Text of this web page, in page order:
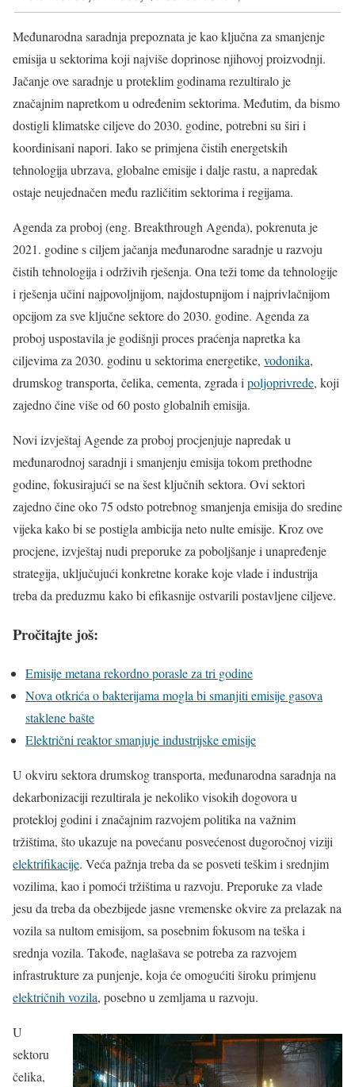
Međunarodna saradnja prepoznata je kao ključna za smanjenje
emisija u sektorima koji najviše doprinose njihovoj proizvodnji.
Jačanje ove saradnje u proteklim godinama rezultiralo je
značajnim napretkom u određenim sektorima. Međutim, da bismo
dostigli klimatske ciljeve do 2030. godine, potrebni su širi i
koordinisani napori. Iako se primjena čistih energetskih
tehnologija ubrzava, globalne emisije i dalje rastu, a napredak
ostaje neujednačen među različitim sektorima i regijama.
Agenda za proboj (eng. Breakthrough Agenda), pokrenuta je
2021. godine s ciljem jačanja međunarodne saradnje u razvoju
čistih tehnologija i održivih rješenja. Ona teži tome da tehnologije
i rješenja učini najpovoljnijom, najdostupnijom i najprivlačnijom
opcijom za sve ključne sektore do 2030. godine. Agenda za
proboj uspostavila je godišnji proces praćenja napretka ka
ciljevima za 2030. godinu u sektorima energetike, vodonika,
drumskog transporta, čelika, cementa, zgrada ipoljoprivrede, koji
zajedno čine više od 60 posto globalnih emisija.
Novi izvještaj Agende za proboj procjenjuje napredak u
međunarodnoj saradnji i smanjenju emisija tokom prethodne
godine, fokusirajući se na šest ključnih sektora. Ovi sektori
zajedno čine oko 75 odsto potrebnog smanjenja emisija do sredine
vijeka kako bi se postigla ambicija neto nulte emisije. Kroz ove
procjene, izvještaj nudi preporuke za poboljšanje i unapređenje
strategija, uključujući konkretne korake koje vlade i industrija
treba da preduzmu kako bi efikasnije ostvarili postavljene ciljeve.
Pročitajte još:
Emisije metana rekordno porasle za tri godine
Nova otkrića o bakterijama mogla bi smanjiti emisije gasova
staklene bašte
Električni reaktor smanjuje industrijske emisije
U okviru sektora drumskog transporta, međunarodna saradnja na
dekarbonizaciji rezultirala je nekoliko visokih dogovora u
protekloj godini i značajnim razvojem politika na važnim
tržištima, što ukazuje na povećanu posvećenost dugoročnoj viziji
elektrifikacije. Veća pažnja treba da se posveti teškim i srednjim
vozilima, kao i pomoći tržištima u razvoju. Preporuke za vlade
jesu da treba da obezbijede jasne vremenske okvire za prelazak na
vozila sa nultom emisijom, sa posebnim fokusom na teška i
srednja vozila. Takođe, naglašava se potreba za razvojem
infrastrukture za punjenje, koja će omogućiti široku primjenu
električnih vozila, posebno u zemljama u razvoju.
U
sektoru
čelika,